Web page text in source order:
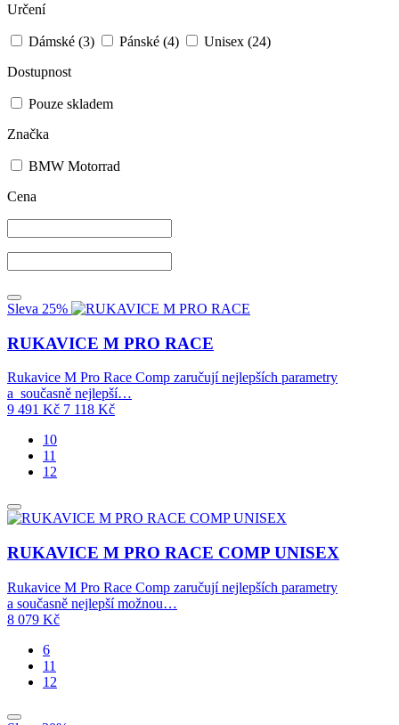
Určení
Dámské (3) Pánské (4) Unisex (24)
Dostupnost
Pouze skladem
Značka
BMW Motorrad
Cena
Sleva 25%
RUKAVICE M PRO RACE
Rukavice M Pro Race Comp zaručují nejlepších parametry
a současně nejlepší…
9 491 Kč 7 118 Kč
10
11
12
RUKAVICE M PRO RACE COMP UNISEX
Rukavice M Pro Race Comp zaručují nejlepších parametry
a současně nejlepší možnou…
8 079 Kč
6
11
12